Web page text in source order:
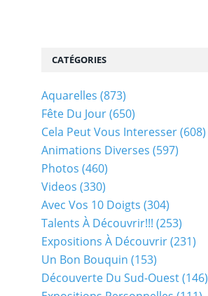
CATÉGORIES
Aquarelles (873)
Fête Du Jour(650)
Cela Peut Vous Interesser(608)
Animations Diverses (597)
Photos (460)
Videos (330)
Avec Vos 10 Doigts (304)
Talents À Découvrir!!! (253)
Expositions À Découvrir(231)
Un Bon Bouquin (153)
Découverte Du Sud-Ouest(146)